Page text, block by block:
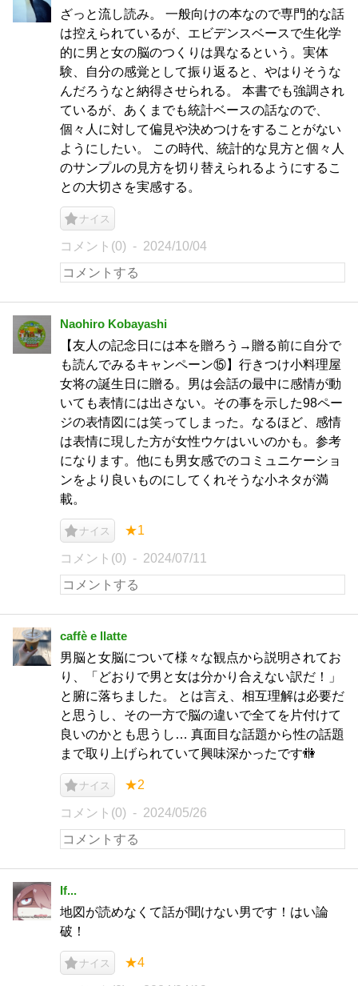
ざっと流し読み。 一般向けの本なので専門的な話
は控えられているが、エビデンスベースで生化学
的に男と女の脳のつくりは異なるという。実体
験、自分の感覚として振り返ると、やはりそうな
んだろうなと納得させられる。 本書でも強調され
ているが、あくまでも統計ベースの話なので、
個々人に対して偏見や決めつけをすることがない
ようにしたい。 この時代、統計的な見方と個々人
のサンプルの見方を切り替えられるようにするこ
との大切さを実感する。
ナイス
コメント(0) 2024/10/04
Naohiro Kobayashi
【友人の記念日には本を贈ろう→贈る前に自分で
も読んでみるキャンペーン⑮】行きつけ小料理屋
女将の誕生日に贈る。男は会話の最中に感情が動
いても表情には出さない。その事を示した98ペー
ジの表情図には笑ってしまった。なるほど、感情
は表情に現した方が女性ウケはいいのかも。参考
になります。他にも男女感でのコミュニケーショ
ンをより良いものにしてくれそうな小ネタが満
載。
ナイス ★1
コメント(0) 2024/07/11
caffè e llatte
男脳と女脳について様々な観点から説明されてお
り、「どおりで男と女は分かり合えない訳だ！」
と腑に落ちました。 とは言え、相互理解は必要だ
と思うし、その一方で脳の違いで全てを片付けて
良いのかとも思うし… 真面目な話題から性の話題
まで取り上げられていて興味深かったです🚻
ナイス ★2
コメント(0) 2024/05/26
If...
地図が読めなくて話が聞けない男です！はい論
破！
ナイス ★4